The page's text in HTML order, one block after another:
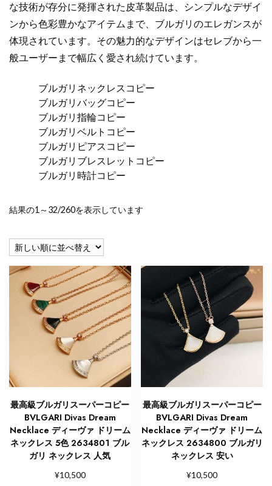
な技術が存分に発揮された皮革製品は、シンプルなデザイ
ンから色彩豊かなアイテムまで、ブルガリのエレガンスが
体現されています。その魅力的なデザインはセレブから一
般ユーザーまで幅広く愛され続けています。
ブルガリネックレスコピー
ブルガリバッグコピー
ブルガリ指輪コピー
ブルガリベルトコピー
ブルガリピアスコピー
ブルガリブレスレットコピー
ブルガリ時計コピー
結果の1～32/260を表示しています
最高級ブルガリスーパーコピー
BVLGARI Divas Dream
Necklace ディーヴァ ドリーム
ネックレス 5色 2634801 ブル
ガリ ネックレス 人気
¥10,500
最高級ブルガリスーパーコピー
BVLGARI Divas Dream
Necklace ディーヴァ ドリーム
ネックレス 2634800 ブルガリ
ネックレス 安い
¥10,500